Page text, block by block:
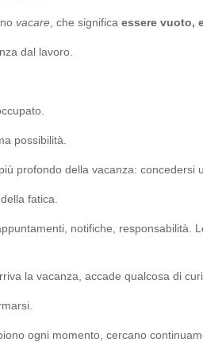
vacare , che significaessere vuoto,
dal lavoro.
possibilità.
profondo della vacanza:
fatica.
notifiche,
la vacanza, accade qualcosa di
ogni momento, cercano